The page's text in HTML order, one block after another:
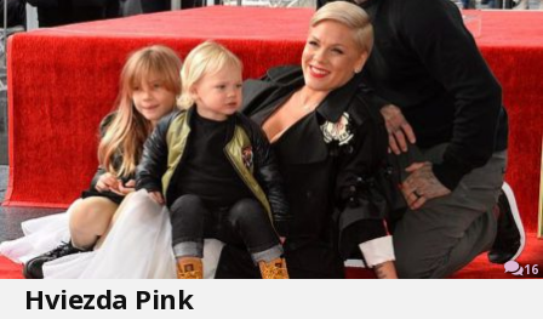
16
Hviezda Pink